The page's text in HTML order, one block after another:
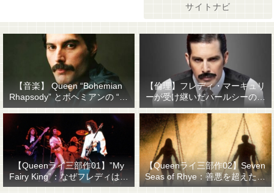
サイトナビ
【音楽】 Queen “Bohemian
Rhapsody” とボヘミアンの “他
人事感”
【倫理】フレディ・マーキュリ
ーが受け継いだパールシーの精
神遺産
【Queenライ三部作01】”My
Fairy King”：なぜフレディはマ
ーキュリーと名乗ったのか？
【Queenライ三部作02】Seven
Seas of Rhye：善悪を超えたも
のを善悪で裁くということ